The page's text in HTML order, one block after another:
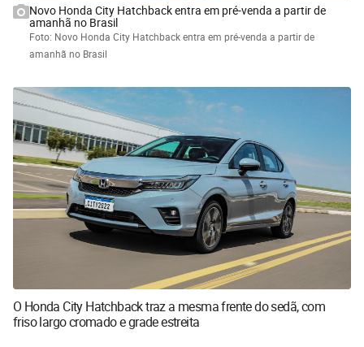
Novo Honda City Hatchback entra em pré-venda a partir de
amanhã no Brasil
Foto: Novo Honda City Hatchback entra em pré-venda a partir de
amanhã no Brasil
O Honda City Hatchback traz a mesma frente do sedã, com
friso largo cromado e grade estreita